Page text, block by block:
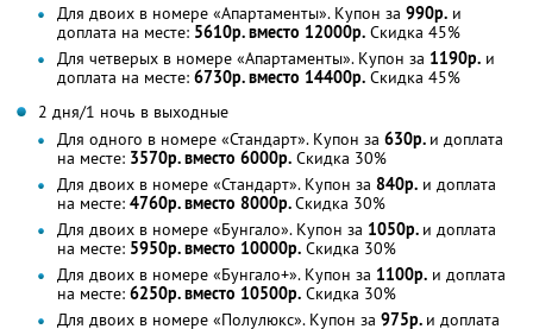
Для двоих в номере «Апартаменты». Купон за 990р. и
доплата на месте: 5610р. вместо 12000р. Скидка 45%
Для четверых в номере «Апартаменты». Купон за 1190р. и
доплата на месте: 6730р. вместо 14400р. Скидка 45%
2 дня/1 ночь в выходные
Для одного в номере «Стандарт». Купон за 630р. и доплата
на месте: 3570р. вместо 6000р. Скидка 30%
Для двоих в номере «Стандарт». Купон за 840р. и доплата
на месте: 4760р. вместо 8000р.Скидка 30%
Для двоих в номере «Бунгало». Купон за 1050р. и доплата
на месте: 5950р. вместо 10000р. Скидка 30%
Для двоих в номере «Бунгало+». Купон за 1100р. и доплата
на месте: 6250р. вместо 10500р. Скидка 30%
Для двоих в номере «Полулюкс». Купон за 975р. и доплата